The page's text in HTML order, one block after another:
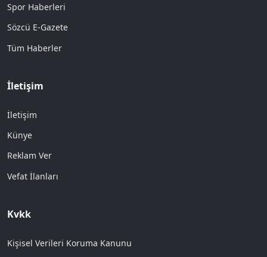
Spor Haberleri
Sözcü E-Gazete
Tüm Haberler
İletişim
İletişim
Künye
Reklam Ver
Vefat İlanları
Kvkk
Kişisel Verileri Koruma Kanunu